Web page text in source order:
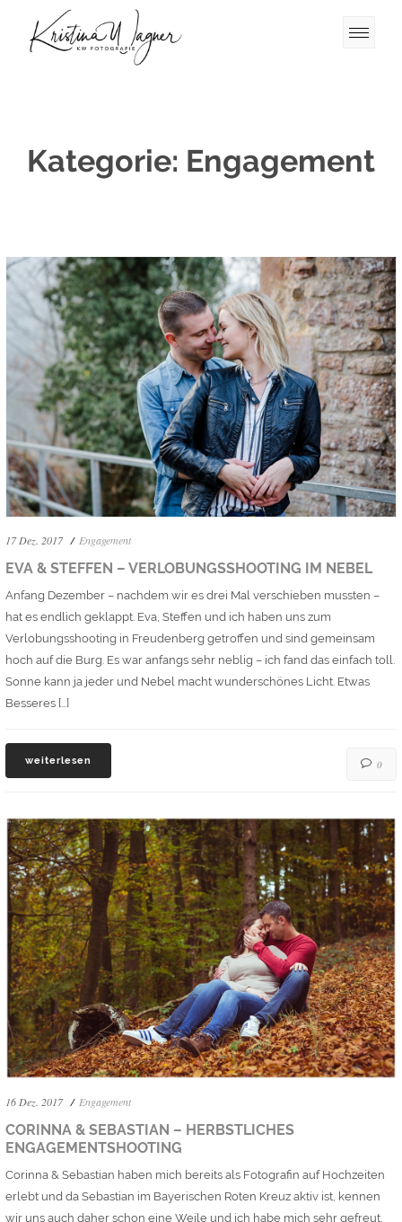
Kategorie: Engagement
17 Dez. 2017 Engagement
EVA & STEFFEN – VERLOBUNGSSHOOTING IM NEBEL
Anfang Dezember – nachdem wir es drei Mal verschieben mussten –
hat es endlich geklappt. Eva, Steffen und ich haben uns zum
Verlobungsshooting in Freudenberg getroffen und sind gemeinsam
hoch auf die Burg. Es war anfangs sehr neblig – ich fand das einfach toll.
Sonne kann ja jeder und Nebel macht wunderschönes Licht. Etwas
Besseres […]
weiterlesen 0
16 Dez. 2017 Engagement
CORINNA & SEBASTIAN – HERBSTLICHES
ENGAGEMENTSHOOTING
Corinna & Sebastian haben mich bereits als Fotografin auf Hochzeiten
erlebt und da Sebastian im Bayerischen Roten Kreuz aktiv ist, kennen
wir uns auch daher schon eine Weile und ich habe mich sehr gefreut,